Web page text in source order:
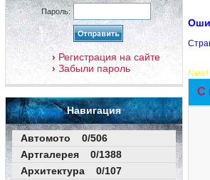
Пароль:
Регистрация на сайте
Забыли пароль
Навигация
Автомото 0/506
Артгалерея 0/1388
Архитектура 0/107
New!
С